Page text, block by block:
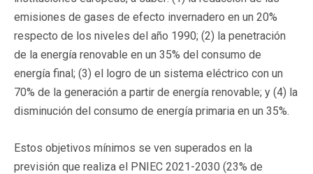
emisiones de gases de efecto invernadero en un 20%
respecto de los niveles del año 1990; (2) la penetración
de la energía renovable en un 35% del consumo de
energía final; (3) el logro de un sistema eléctrico con un
70% de la generación a partir de energía renovable; y (4) la
disminución del consumo de energía primaria en un 35%.
Estos objetivos mínimos se ven superados en la
previsión que realiza el PNIEC 2021-2030 (23% de